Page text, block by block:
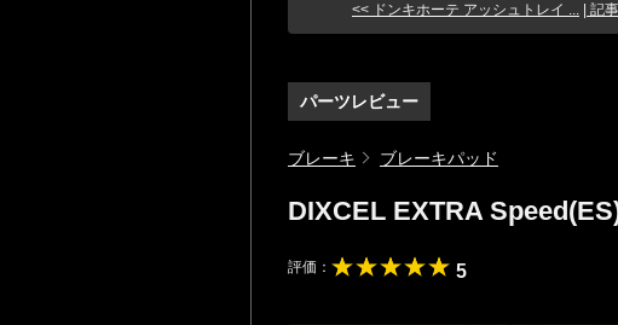
<< ドンキホーテ アッシュトレイ ... | 記
パーツレビュー
ブレーキ ブレーキパッド
DIXCEL EXTRA
評価： 5